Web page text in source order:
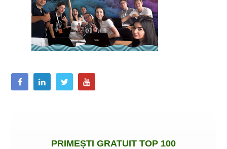
PRIMEȘTI GRATUIT TOP 100